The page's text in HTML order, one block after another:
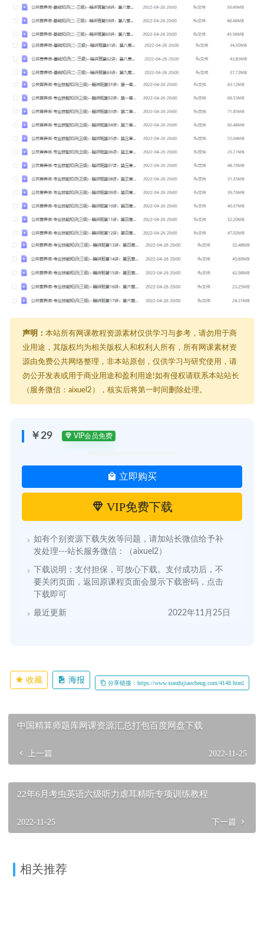
声明： 本站所有网课教程资源素材仅供学习与参考，请勿用于商
业用途，其版权均为相关版权人和权利人所有，所有网课素材资
源由免费公共网络整理，非本站原创，仅供学习与研究使用，请
勿公开发表或用于商业用途和盈利用途!如有侵权请联系本站站长
（服务微信：aixuel2），核实后将第一时间删除处理。
￥29 VIP会员免费
立即购买
VIP免费下载
如有个别资源下载失效等问题，请加站长微信给予补
发处理---站长服务微信：（aixuel2）
下载说明：支付担保，可放心下载。支付成功后，不
要关闭页面，返回原课程页面会显示下载密码，点击
下载即可
最近更新 2022年11月25日
收藏 海报 分享链接：https://www.xuezhijiaocheng.com/4148.html
中国精算师题库网课资源汇总打包百度网盘下载
上一篇 2022-11-25
22年6月考虫英语六级听力虐耳精听专项训练教程
2022-11-25 下一篇
相关推荐